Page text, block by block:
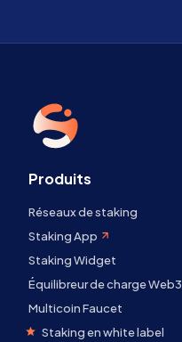
Produits
Réseaux de staking
Staking App
Staking Widget
Équilibreur de charge Web3
Multicoin Faucet
Staking en white label